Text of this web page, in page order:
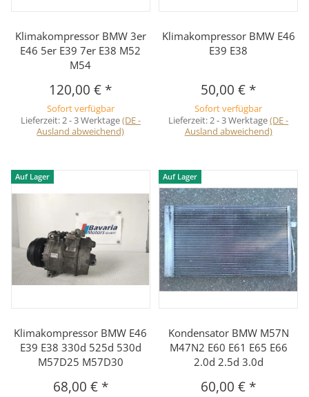
Klimakompressor BMW 3er
E46 5er E39 7er E38 M52
M54
120,00 € *
Sofort verfügbar
Lieferzeit:2 - 3 Werktage(DE -
Ausland abweichend)
Klimakompressor BMW E46
E39 E38
50,00 € *
Sofort verfügbar
Lieferzeit:2 - 3 Werktage(DE -
Ausland abweichend)
Auf Lager
Klimakompressor BMW E46
E39 E38 330d 525d 530d
M57D25 M57D30
68,00 € *
Auf Lager
Kondensator BMW M57N
M47N2 E60 E61 E65 E66
2.0d 2.5d 3.0d
60,00 € *